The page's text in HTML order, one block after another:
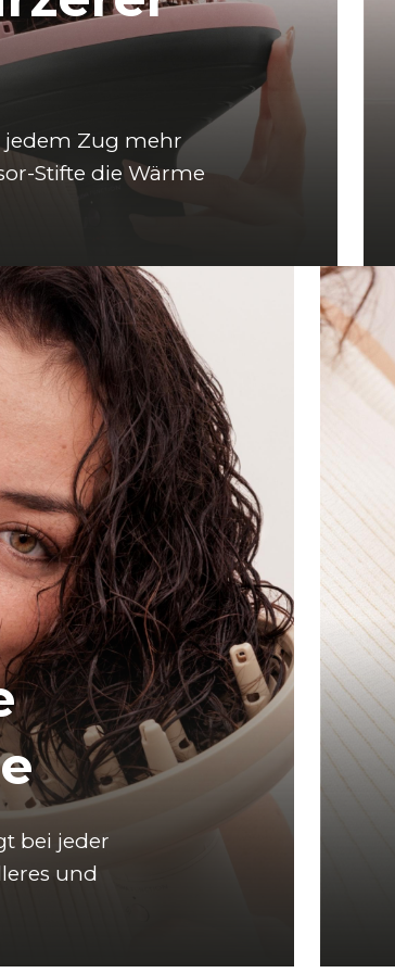
jedem Zug mehr
Stifte die Wärme
bei jeder
und